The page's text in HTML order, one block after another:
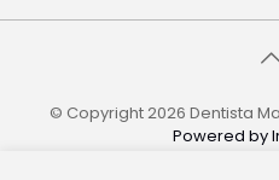
© Copyright 2026 Dentista
Powered by